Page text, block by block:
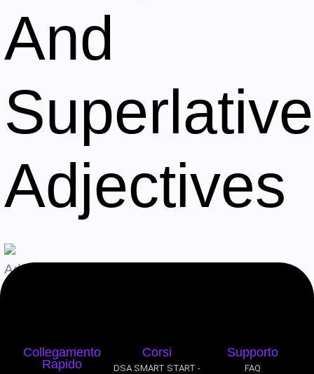
And
Superlative
Adjectives
Admin
Collegamento
Rapido
Corsi
DSA SMART START -
Supporto
FAQ